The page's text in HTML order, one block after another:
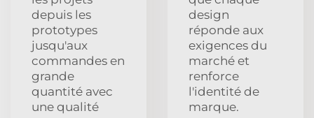
depuis les
prototypes
jusqu'aux
commandes en
grande
quantité avec
une qualité
design
réponde aux
exigences du
marché et
renforce
l'identité de
marque.